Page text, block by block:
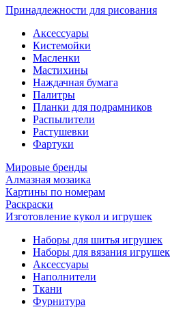
Принадлежности для рисования
Аксессуары
Кистемойки
Масленки
Мастихины
Наждачная бумага
Палитры
Планки для подрамников
Распылители
Растушевки
Фартуки
Мировые бренды
Алмазная мозаика
Картины по номерам
Раскраски
Изготовление кукол и игрушек
Наборы для шитья игрушек
Наборы для вязания игрушек
Аксессуары
Наполнители
Ткани
Фурнитура